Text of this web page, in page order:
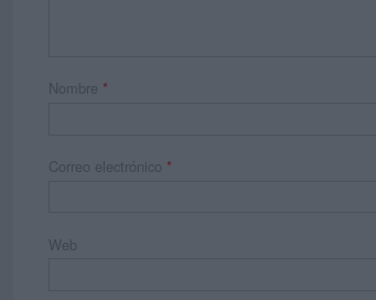
Nombre *
Correo electrónico *
Web